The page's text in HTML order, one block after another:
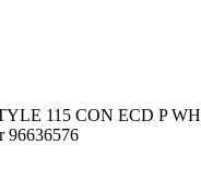
115 CON ECD P WH
96636576